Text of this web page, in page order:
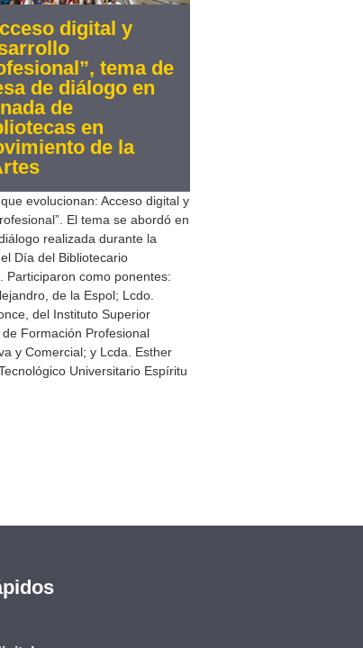
digital y
tema de
de diálogo en
de
en
de la
evolucionan: Acceso digital y
El tema se abordó en
realizada durante la
Día del Bibliotecario
Participaron como ponentes:
de la Espol; Lcdo.
del Instituto Superior
de Formación Profesional
y Comercial; y Lcda. Esther
Universitario Espíritu